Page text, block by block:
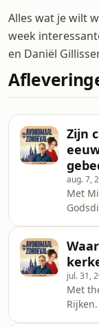
Alles wat je wilt
week
en Daniël
Zijn
aug. 7,
Met
van
weer
wordt
jul. 31,
Met